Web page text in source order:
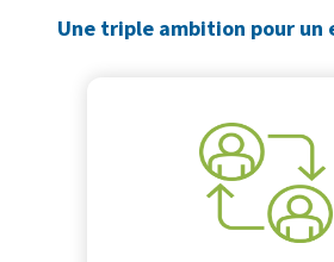
Une triple ambition pour un